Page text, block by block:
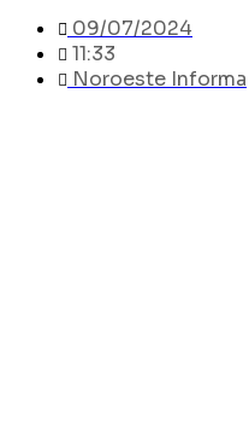
09/07/2024
11:33
Noroeste Informa